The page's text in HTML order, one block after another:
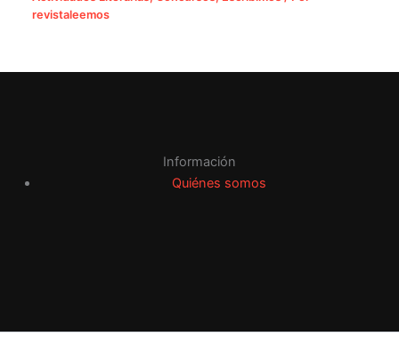
revistaleemos
Información
Quiénes somos